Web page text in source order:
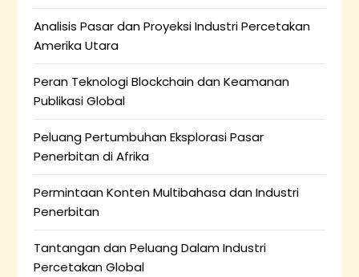
Analisis Pasar dan Proyeksi Industri Percetakan
Amerika Utara
Peran Teknologi Blockchain dan Keamanan
Publikasi Global
Peluang Pertumbuhan Eksplorasi Pasar
Penerbitan di Afrika
Permintaan Konten Multibahasa dan Industri
Penerbitan
Tantangan dan Peluang Dalam Industri
Percetakan Global